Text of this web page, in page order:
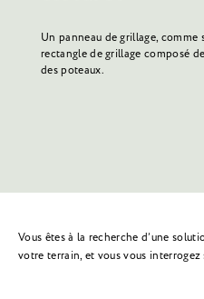
Un panneau de grillage, comme
rectangle de grillage composé
des poteaux.
Vous êtes à la recherche d’une
votre terrain, et vous vous